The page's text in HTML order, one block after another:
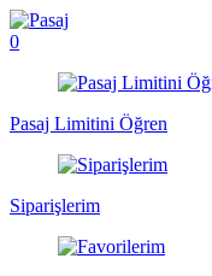
0
Pasaj Limitini Öğren
Siparişlerim